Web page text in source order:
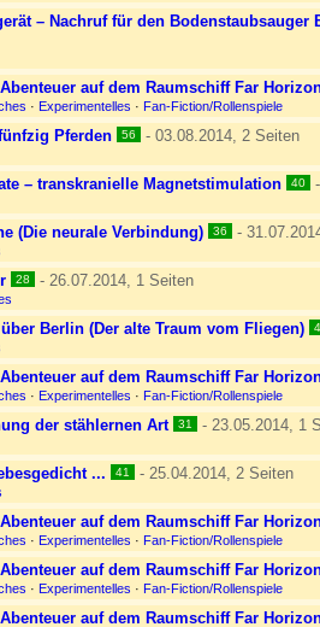
– Nachruf für den Bodenstaubsauger
auf dem Raumschiff Far
· Experimentelles · Fan-Fiction/Rollenspiele
Pferden 56 - 03.08.2014, 2 Seiten
– transkranielle Magnetstimulation 40
(Die neurale Verbindung) 36 -
28 - 26.07.2014, 1 Seiten
Berlin (Der alte Traum vom Fliegen)
auf dem Raumschiff Far
· Experimentelles · Fan-Fiction/Rollenspiele
der stählernen Art 31 - 23.05.2014, 1
... 41 - 25.04.2014, 2 Seiten
auf dem Raumschiff Far
· Experimentelles · Fan-Fiction/Rollenspiele
auf dem Raumschiff Far
· Experimentelles · Fan-Fiction/Rollenspiele
auf dem Raumschiff Far